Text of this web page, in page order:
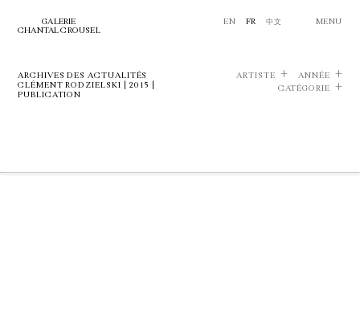
GALERIE
CHANTAL CROUSEL
EN FR 中文 MENU
ARCHIVES DES ACTUALITÉS
CLÉMENT RODZIELSKI | 2015 |
PUBLICATION
ARTISTE
ANNÉE
CATÉGORIE